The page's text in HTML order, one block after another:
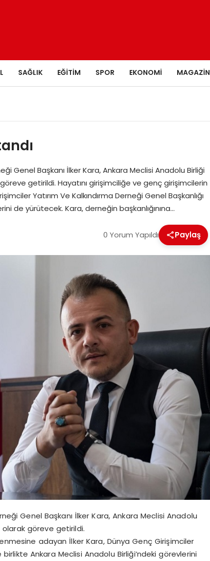
SAĞLIK EĞITIM SPOR EKONOMI MAGAZIN
Genel Başkanı İlker Kara, Ankara Meclisi Anadolu Birliği
getirildi. Hayatını girişimciliğe ve genç girişimcilerin
Yatırım Ve Kalkındırma Derneği Genel Başkanlığı
de yürütecek. Kara, derneğin başkanlığınına…
0 Yorum Yapıldı Paylaş
Genel Başkanı İlker Kara, Ankara Meclisi Anadolu
olarak göreve getirildi.
adayan İlker Kara, Dünya Genç Girişimciler
birlikte Ankara Meclisi Anadolu Birliği’ndeki görevlerini